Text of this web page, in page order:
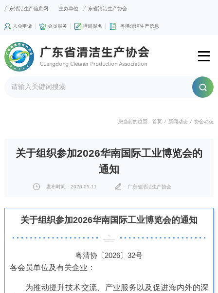
广东清洁生产信息网 主办单位：广东省清洁生产协会
入会申请 会员服务 培训报名 粤港清洁生产信息
您当前的位置：首页 / 新闻动态 / 协会动态
关于组织参加2026华南国际工业博览会的
通知
发布时间：2026-05-11 广东省清洁生产协会
关于组织参加2026华南国际工业博览会的通知
粤清协〔2026〕32号
各会员单位及有关企业：
为推动提升技术交流、产业服务以及促进海内外的深